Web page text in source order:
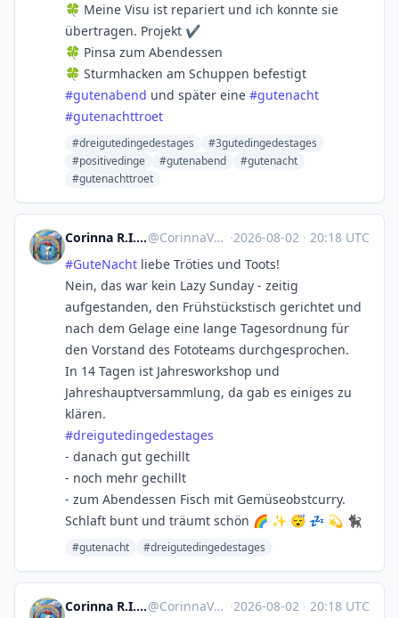
🍀 Meine Visu ist repariert und ich konnte sie
übertragen. Projekt ✔️
🍀 Pinsa zum Abendessen
🍀 Sturmhacken am Schuppen befestigt
#gutenabend und später eine #gutenacht
#gutenachttroet
#dreigutedingedestages
#3gutedingedestages
#positivedinge
#gutenabend
#gutenacht
#gutenachttroet
Corinna R.I.P. Natenom :nona:@CorinnaVahrenk1@troet.cafe ·2026-08-02 · 20:18 UTC
#GuteNacht liebe Tröties und Toots!
Nein, das war kein Lazy Sunday - zeitig
aufgestanden, den Frühstückstisch gerichtet und
nach dem Gelage eine lange Tagesordnung für
den Vorstand des Fototeams durchgesprochen.
In 14 Tagen ist Jahresworkshop und
Jahreshauptversammlung, da gab es einiges zu
klären.
#dreigutedingedestages
- danach gut gechillt
- noch mehr gechillt
- zum Abendessen Fisch mit Gemüseobstcurry.
Schlaft bunt und träumt schön 🌈 ✨ 😴 💤 💫 🐈‍⬛
#gutenacht #dreigutedingedestages
Corinna R.I.P. Natenom :nona:@CorinnaVahrenk1@troet.cafe ·2026-08-02 · 20:18 UTC